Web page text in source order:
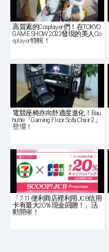
高質素的Cosplayer們！在TOKYO
GAME SHOW 2022發現的美人Co
splayer特輯！
電競座椅亦向舒適度進化！Bau
hutte「Gaming Floor Sofa Chair 2」
登場！
「7-11 便利商店裡利用JCB信用
卡有最大20％現金回贈！」活
動開催！